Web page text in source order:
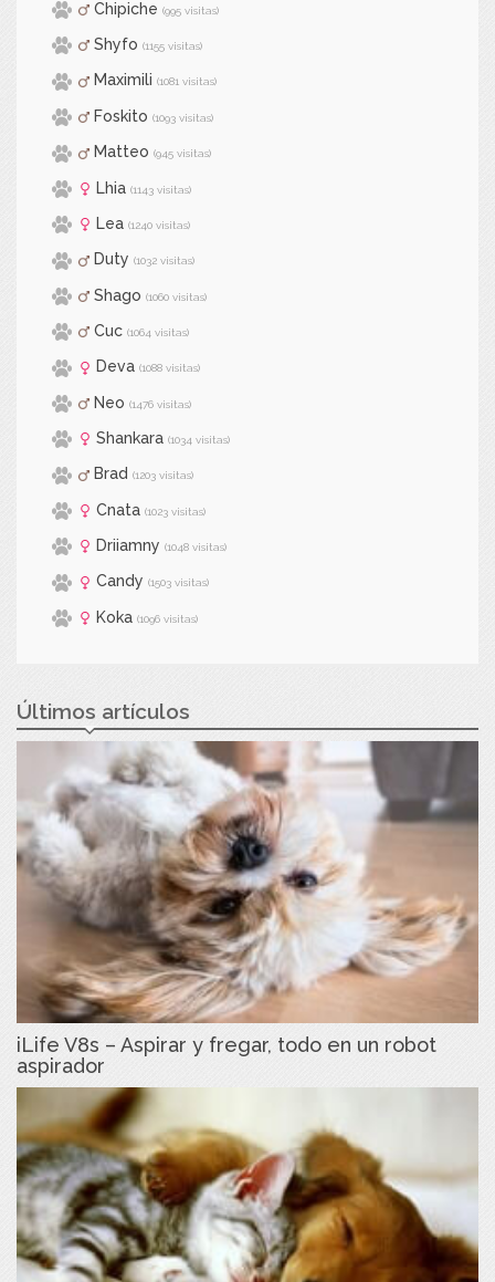
Chipiche (995 visitas)
Shyfo (1155 visitas)
Maximili (1081 visitas)
Foskito (1093 visitas)
Matteo (945 visitas)
Lhia (1143 visitas)
Lea (1240 visitas)
Duty (1032 visitas)
Shago (1060 visitas)
Cuc (1064 visitas)
Deva (1088 visitas)
Neo (1476 visitas)
Shankara (1034 visitas)
Brad (1203 visitas)
Cnata (1023 visitas)
Driiamny (1048 visitas)
Candy (1503 visitas)
Koka (1096 visitas)
Últimos artículos
iLife V8s – Aspirar y fregar, todo en un robot
aspirador